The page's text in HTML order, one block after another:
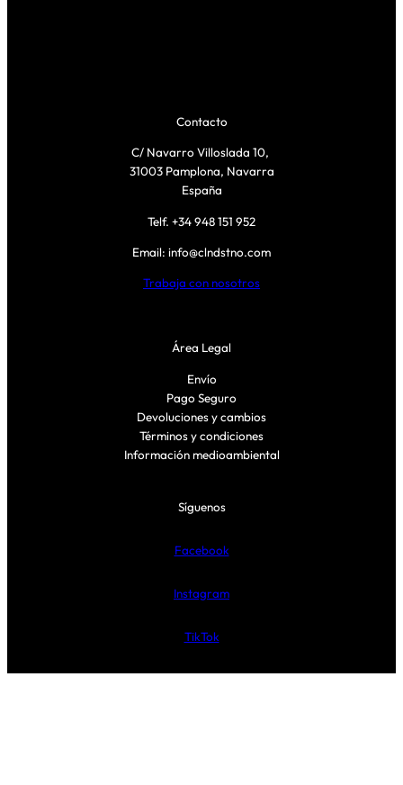
Contacto
C/ Navarro Villoslada 10,
31003 Pamplona, Navarra
España
Telf. +34 948 151 952
Email: info@clndstno.com
Trabaja con nosotros
Área Legal
Envío
Pago Seguro
Devoluciones y cambios
Términos y condiciones
Información medioambiental
Síguenos
Facebook
Instagram
TikTok